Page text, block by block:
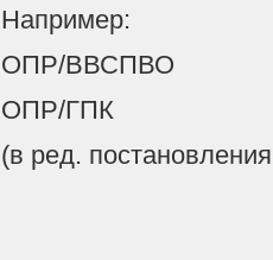
Например:
ОПР/ВВСПВО
ОПР/ГПК
(в ред.